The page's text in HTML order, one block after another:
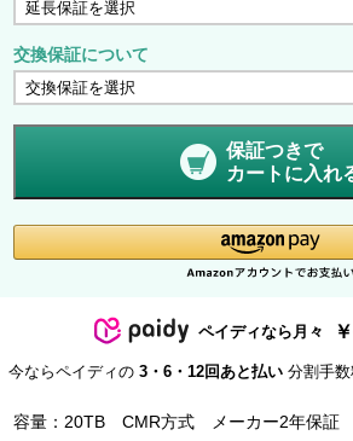
交換保証について
保証つきで
カートに入れ
ペイディなら月々
今ならペイディの 3・6・12回あと払い 分割手
容量：20TB CMR方式 メーカー2年保証